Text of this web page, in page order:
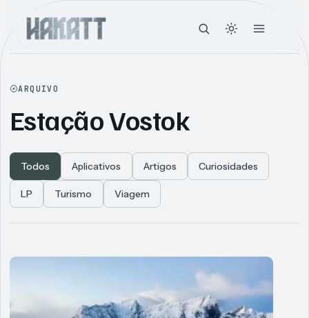
ARQUIVO
Estação Vostok
Todos Aplicativos Artigos Curiosidades
LP Turismo Viagem
Articles